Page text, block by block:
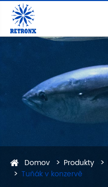
Domov Produkty
Tuňák v konzervě